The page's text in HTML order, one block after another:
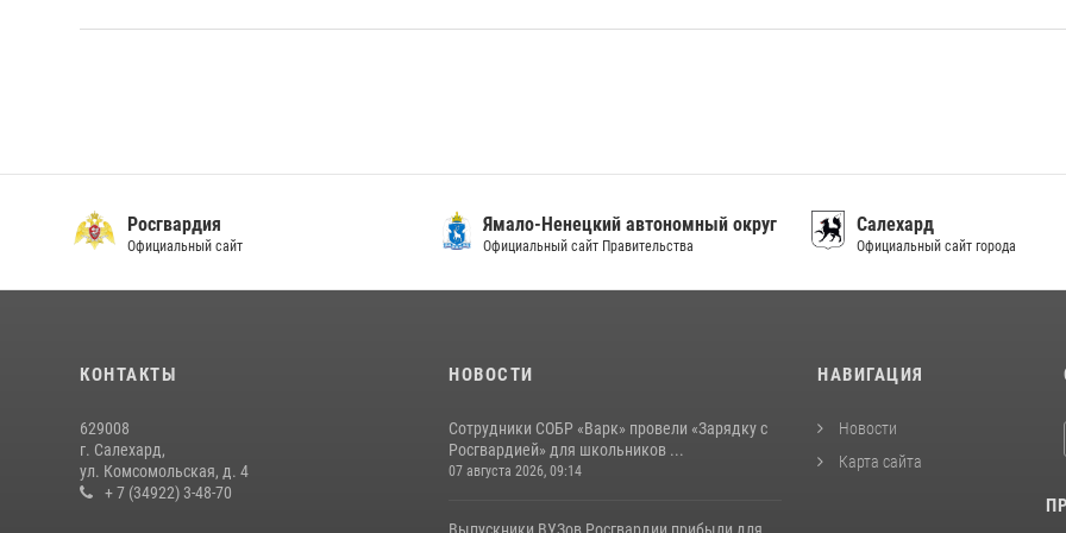
Росгвардия
Официальный сайт
Ямало-Ненецкий автономный округ
Официальный сайт Правительства
Салехард
Официальный сайт города
КОНТАКТЫ
629008
г. Салехард,
ул. Комсомольская, д. 4
+ 7 (34922) 3-48-70
НОВОСТИ
Сотрудники СОБР «Варк» провели «Зарядку с
Росгвардией» для школьников ...
07 августа 2026, 09:14
НАВИГАЦИЯ
Новости
Карта сайта